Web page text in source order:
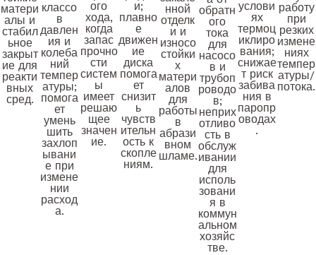
матери
алы и
стабил
ьное
закрыт
ие для
реакти
вных
сред.
классо
в
давлен
ия и
колеба
ний
темпер
атуры;
помога
ет
умень
шить
захлоп
ывани
е при
измене
нии
расход
а.
ого
хода,
когда
запас
прочно
сти
систем
ы
имеет
решаю
щее
значен
ие.
и;
плавно
е
движен
ие
диска
помога
ет
снизит
ь
чувств
ительн
ость к
скопле
ниям.
нной
отделк
и и
износо
стойки
х
матери
алов
для
работы
в
абрази
вном
шламе.
обратн
ого
тока
для
насосо
в и
трубоп
роводо
в;
неприх
отливо
сть в
обслуж
ивании
для
исполь
зовани
я в
коммун
альном
хозяйс
тве.
услови
ях
термоц
иклиро
вания;
снижае
т риск
забива
ния в
паропр
оводах
.
работу
при
резких
измене
ниях
темпер
атуры/
потока.